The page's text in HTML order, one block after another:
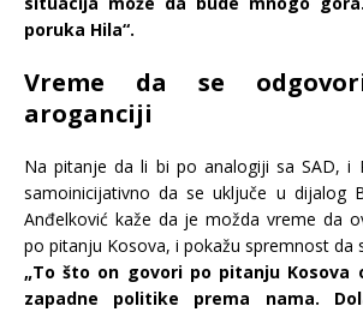
poruka Hila“.
Vreme da se
aroganciji
Na pitanje da li bi po analogiji sa SAD, i
samoinicijativno da se uključe u dijalog
Anđelković kaže da je možda vreme da
po pitanju Kosova, i pokažu spremnost da
„To što on govori po pitanju Kosova
zapadne politike prema nama.